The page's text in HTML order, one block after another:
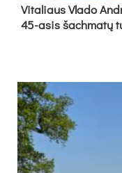
Vi­ta­liaus Vla­do
45-asis šach­ma­tų